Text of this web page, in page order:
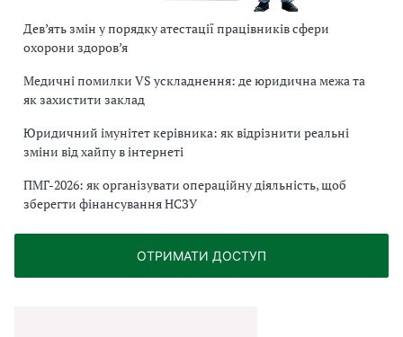
Дев’ять змін у порядку атестації працівників сфери
охорони здоров’я
Медичні помилки VS ускладнення: де юридична межа та
як захистити заклад
Юридичний імунітет керівника: як відрізнити реальні
зміни від хайпу в інтернеті
ПМГ-2026: як організувати операційну діяльність, щоб
зберегти фінансування НСЗУ
ОТРИМАТИ ДОСТУП